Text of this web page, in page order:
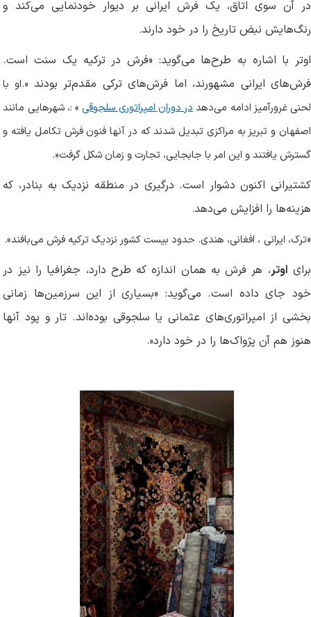
در آن سوی اتاق، یک فرش ایرانی بر دیوار خودنمایی می‌کند و
رنگ‌هایش نبض تاریخ را در خود دارند.
اوتر با اشاره به طرح‌ها می‌گوید: «فرش در ترکیه یک سنت است.
فرش‌های ایرانی مشهورند، اما فرش‌های ترکی مقدم‌تر بودند .»او با
لحنی غرورآمیز ادامه می‌دهد
: «در دوران امپراتوری سلجوقی
، شهرهایی مانند
اصفهان و تبریز به مراکزی تبدیل شدند که در آنها فنون فرش تکامل یافته و
گسترش یافتند و این امر با جابجایی، تجارت و زمان شکل گرفت.»
کشتیرانی اکنون دشوار است. درگیری در منطقه نزدیک به بنادر، که
هزینه‌ها را افزایش می‌دهد.
«ترک، ایرانی ، افغانی، هندی. حدود بیست کشور نزدیک ترکیه فرش می‌بافند.«
برای اوتر، هر فرش به همان اندازه که طرح دارد، جغرافیا را نیز در
خود جای داده است. می‌گوید: «بسیاری از این سرزمین‌ها زمانی
بخشی از امپراتوری‌های عثمانی یا سلجوقی بوده‌اند. تار و پود آنها
هنوز هم آن پژواک‌ها را در خود دارد.»